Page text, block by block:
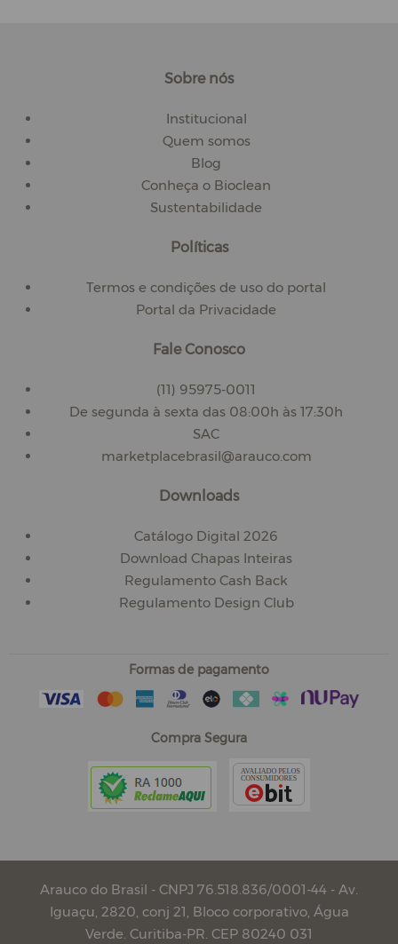
Sobre nós
Institucional
Quem somos
Blog
Conheça o Bioclean
Sustentabilidade
Políticas
Termos e condições de uso do portal
Portal da Privacidade
Fale Conosco
(11) 95975-0011
De segunda à sexta das 08:00h às 17:30h
SAC
marketplacebrasil@arauco.com
Downloads
Catálogo Digital 2026
Download Chapas Inteiras
Regulamento Cash Back
Regulamento Design Club
Formas de pagamento
Compra Segura
Arauco do Brasil - CNPJ 76.518.836/0001-44 - Av.
Iguaçu, 2820, conj 21, Bloco corporativo, Água
Verde. Curitiba-PR. CEP 80240 031